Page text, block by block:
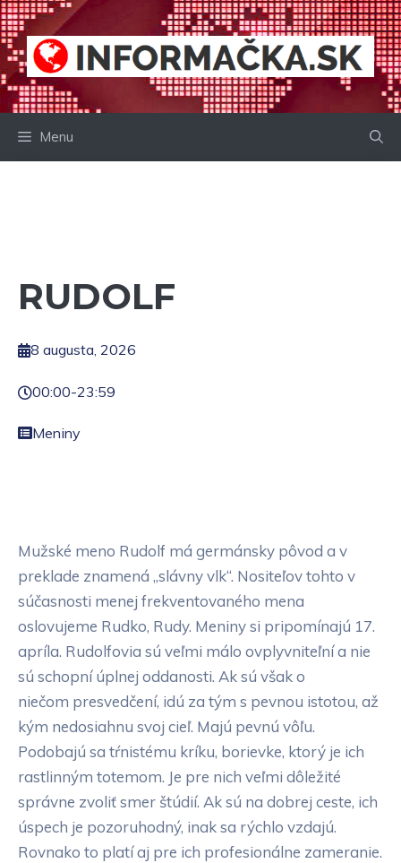
Preskočiť
na
obsah
Menu
RUDOLF
8 augusta, 2026
00:00-23:59
Meniny
Mužské meno Rudolf má germánsky pôvod a v
preklade znamená „slávny vlk“. Nositeľov tohto v
súčasnosti menej frekventovaného mena
oslovujeme Rudko, Rudy. Meniny si pripomínajú 17.
apríla. Rudolfovia sú veľmi málo ovplyvniteľní a nie
sú schopní úplnej oddanosti. Ak sú však o
niečom presvedčení, idú za tým s pevnou istotou, až
kým nedosiahnu svoj cieľ. Majú pevnú vôľu.
Podobajú sa tŕnistému kríku, borievke, ktorý je ich
rastlinným totemom. Je pre nich veľmi dôležité
správne zvoliť smer štúdií. Ak sú na dobrej ceste, ich
úspech je pozoruhodný, inak sa rýchlo vzdajú.
Rovnako to platí aj pre ich profesionálne zameranie.